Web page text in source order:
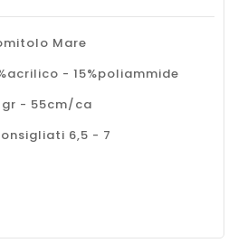
Mare
- 15%poliammide
- 55cm/ca
6,5 - 7